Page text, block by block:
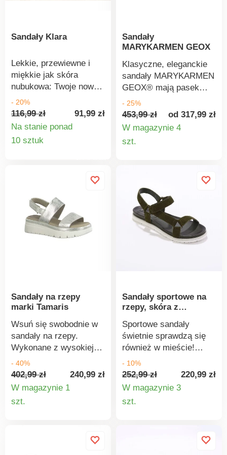
Sandały Klara
Lekkie, przewiewne i
miękkie jak skóra
nubukowa: Twoje nowe
letnie sandały z
kwiatowymi guzikami - 3
paski na rzep
zapewniają idealne
dopasowanie i dobre
przyjemnie amortyzuje
- 20%
116,99 zł
91,99 zł
Na stanie ponad
10 sztuk
Sandały
MARYKARMEN GEOX
Klasyczne, eleganckie
sandały MARYKARMEN
GEOX® mają pasek
wokół kostki. Sandały
MARYKARMEN
GEOX®. Otwarty nosek
i pięta. Pasek z klamrą
wokół kostki. Gumowa
połączenie perforowanej
podeszwy z
oddychającą i
wodoodporną
membraną, która
umożliwia naturalną
przez cały dzień.
- 25%
453,99 zł
od 317,99 zł
W magazynie 4
szt.
Sandały na rzepy
marki Tamaris
Wsuń się swobodnie w
sandały na rzepy.
Wykonane z wysokiej
jakości skóry, idealne na
przełom sezonu.
Sandały Tamaris.
Szerokie paski wokół
kostki. Miękkie i
podeszwa. Ten produkt
- 40%
402,99 zł
240,99 zł
W magazynie 1
szt.
Sandały sportowe na
rzepy, skóra z
Sportowe sandały
świetnie sprawdzą się
również w mieście!
Maksymalny komfort i
miękkość, z
praktycznym zapięciem
na rzep. Dopasowują się
do każdej stopy.
- 10%
252,99 zł
220,99 zł
W magazynie 3
szt.